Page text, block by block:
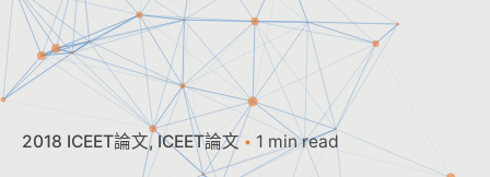
2018 ICEET論文 ICEET論文 1 min read